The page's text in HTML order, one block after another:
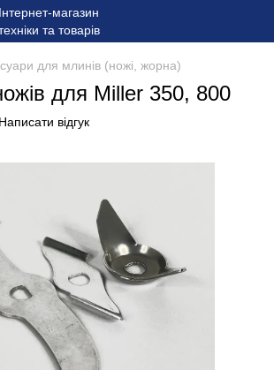
для млинів (ножі, жорна)
для Miller 350, 800
Написати відгук